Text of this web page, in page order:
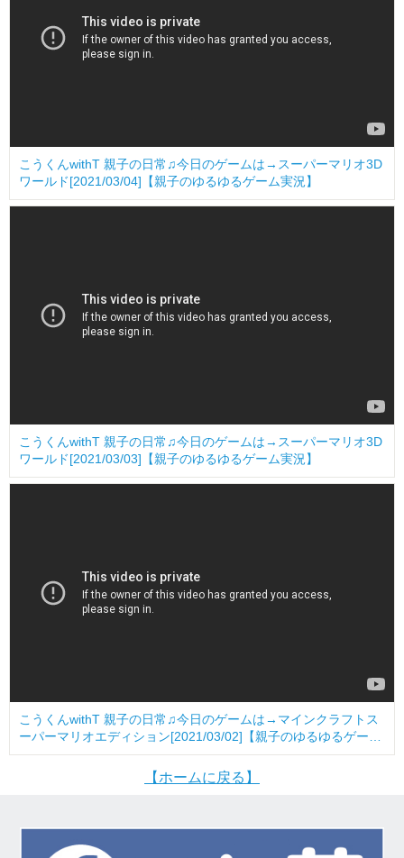
こうくんwithT 親子の日常♫今日のゲームは→スーパーマリオ3D
ワールド[2021/03/04]【親子のゆるゆるゲーム実況】
こうくんwithT 親子の日常♫今日のゲームは→スーパーマリオ3D
ワールド[2021/03/03]【親子のゆるゆるゲーム実況】
こうくんwithT 親子の日常♫今日のゲームは→マインクラフトス
ーパーマリオエディション[2021/03/02]【親子のゆるゆるゲーム
実況】
【ホームに戻る】